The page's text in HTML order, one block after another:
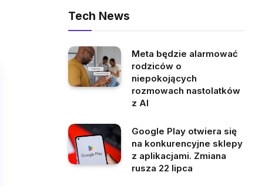
Tech News
Meta będzie alarmować
rodziców o
niepokojących
rozmowach nastolatków
z AI
Google Play otwiera się
na konkurencyjne sklepy
z aplikacjami. Zmiana
rusza 22 lipca